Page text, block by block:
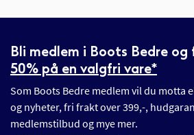
Bli medlem i Boots Bedre og
50% på en valgfri vare*
Som Boots Bedre medlem vil du motta
og nyheter, fri frakt over 399,-,
medlemstilbud og mye mer.